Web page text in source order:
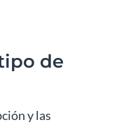
de
y las